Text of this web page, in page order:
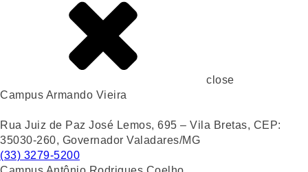
close
Campus Armando Vieira
Rua Juiz de Paz José Lemos, 695 – Vila Bretas, CEP:
35030-260, Governador Valadares/MG
(33) 3279-5200